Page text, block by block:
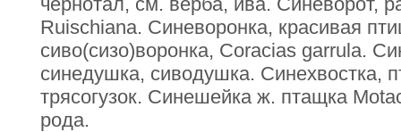
Ruischiana. Синеворонка, красивая
сиво(сизо)воронка, Coracias garrula.
синедушка, сиводушка. Синехвостка,
трясогузок. Синешейка ж. птащка
рода.